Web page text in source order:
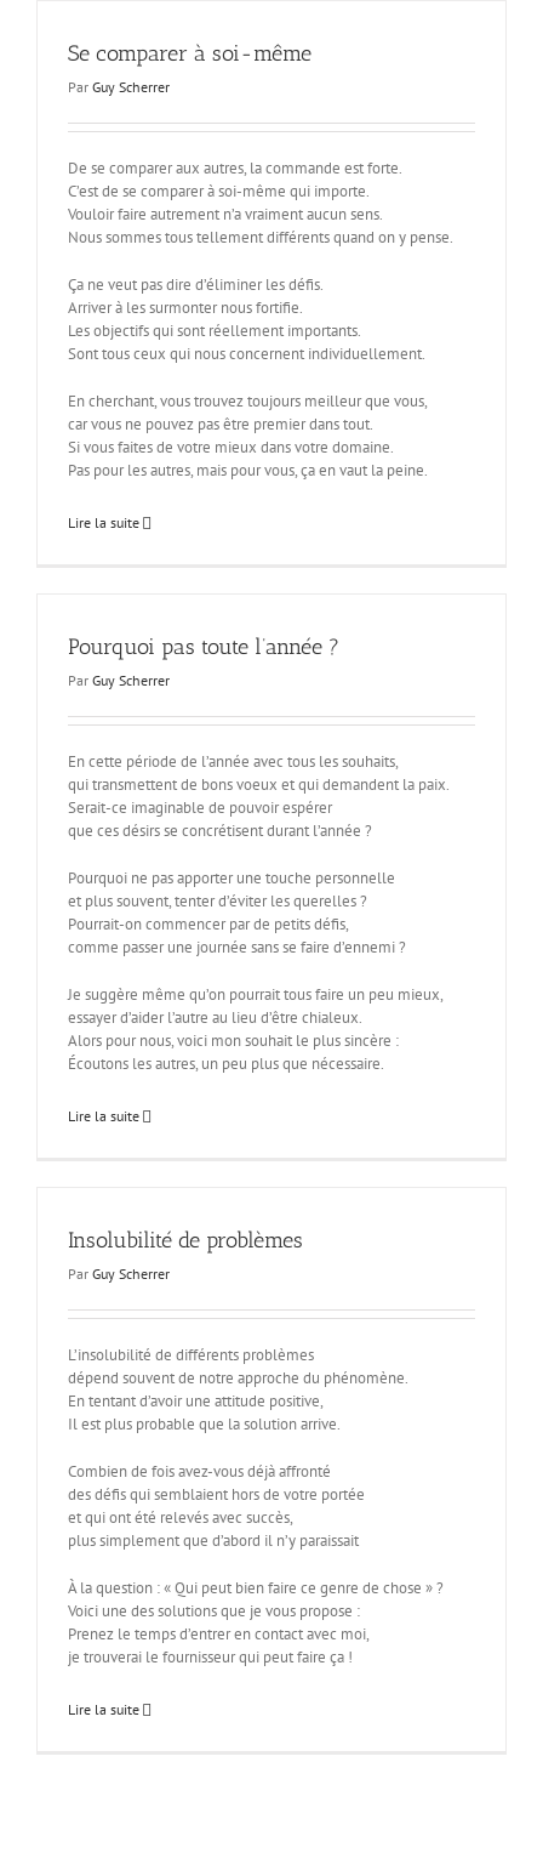
Se comparer à soi-même
Par Guy Scherrer
De se comparer aux autres, la commande est forte.
C’est de se comparer à soi-même qui importe.
Vouloir faire autrement n’a vraiment aucun sens.
Nous sommes tous tellement différents quand on y pense.
Ça ne veut pas dire d’éliminer les défis.
Arriver à les surmonter nous fortifie.
Les objectifs qui sont réellement importants.
Sont tous ceux qui nous concernent individuellement.
En cherchant, vous trouvez toujours meilleur que vous,
car vous ne pouvez pas être premier dans tout.
Si vous faites de votre mieux dans votre domaine.
Pas pour les autres, mais pour vous, ça en vaut la peine.
Lire la suite
Pourquoi pas toute l’année ?
Par Guy Scherrer
En cette période de l’année avec tous les souhaits,
qui transmettent de bons voeux et qui demandent la paix.
Serait-ce imaginable de pouvoir espérer
que ces désirs se concrétisent durant l’année ?
Pourquoi ne pas apporter une touche personnelle
et plus souvent, tenter d’éviter les querelles ?
Pourrait-on commencer par de petits défis,
comme passer une journée sans se faire d’ennemi ?
Je suggère même qu’on pourrait tous faire un peu mieux,
essayer d’aider l’autre au lieu d’être chialeux.
Alors pour nous, voici mon souhait le plus sincère :
Écoutons les autres, un peu plus que nécessaire.
Lire la suite
Insolubilité de problèmes
Par Guy Scherrer
L’insolubilité de différents problèmes
dépend souvent de notre approche du phénomène.
En tentant d’avoir une attitude positive,
Il est plus probable que la solution arrive.
Combien de fois avez-vous déjà affronté
des défis qui semblaient hors de votre portée
et qui ont été relevés avec succès,
plus simplement que d’abord il n’y paraissait
À la question : « Qui peut bien faire ce genre de chose » ?
Voici une des solutions que je vous propose :
Prenez le temps d’entrer en contact avec moi,
je trouverai le fournisseur qui peut faire ça !
Lire la suite